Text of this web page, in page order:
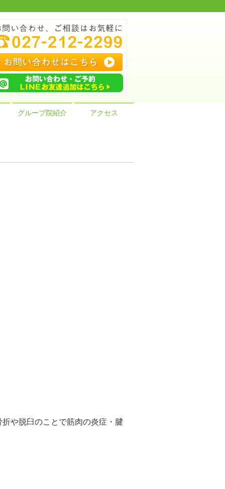
グループ院紹介 アクセス
や脱臼のことで筋肉の炎症・腱